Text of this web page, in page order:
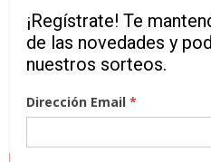
¡Regístrate! Te
de las novedades y
nuestros sorteos.
Dirección Email*